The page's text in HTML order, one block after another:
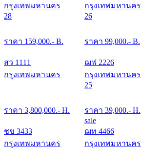
กรุงเทพมหานคร
28
ราคา 159,000.- B.
กรุงเทพมหานคร
26
ราคา 99,000.- B.
สว 1111
กรุงเทพมหานคร
ราคา 3,800,000.- H.
ฌฟ 2226
กรุงเทพมหานคร
25
ราคา 39,000.- H.
ชข 3433
กรุงเทพมหานคร
sale
ฌท 4466
กรุงเทพมหานคร